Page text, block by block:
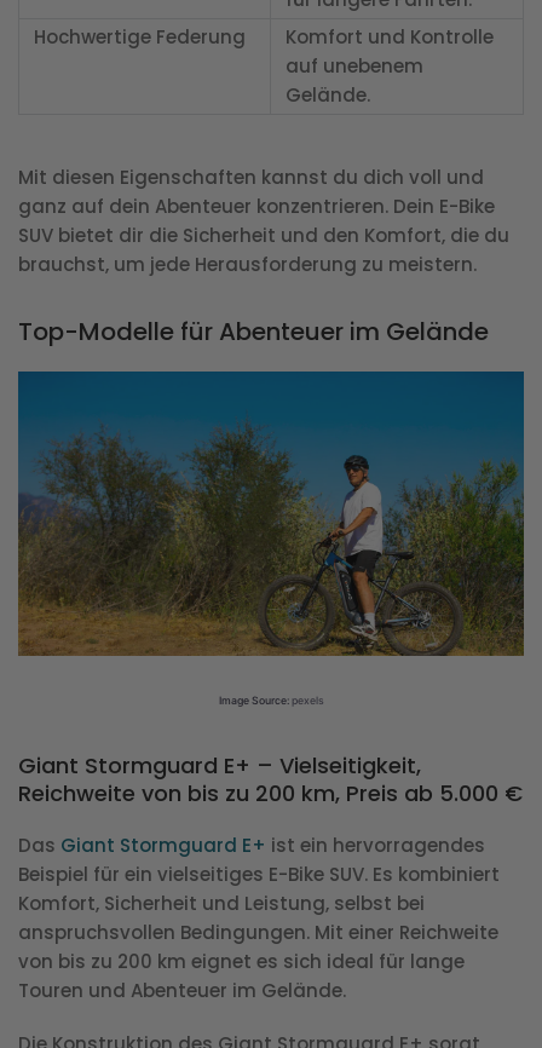
Hochwertige Federung
Komfort und Kontrolle
auf unebenem
Gelände.
Mit diesen Eigenschaften kannst du dich voll und
ganz auf dein Abenteuer konzentrieren. Dein E-Bike
SUV bietet dir die Sicherheit und den Komfort, die du
brauchst, um jede Herausforderung zu meistern.
Top-Modelle für Abenteuer im Gelände
Image Source: pexels
Giant Stormguard E+ – Vielseitigkeit,
Reichweite von bis zu 200 km, Preis ab 5.000 €
Das Giant Stormguard E+ ist ein hervorragendes
Beispiel für ein vielseitiges E-Bike SUV. Es kombiniert
Komfort, Sicherheit und Leistung, selbst bei
anspruchsvollen Bedingungen. Mit einer Reichweite
von bis zu 200 km eignet es sich ideal für lange
Touren und Abenteuer im Gelände.